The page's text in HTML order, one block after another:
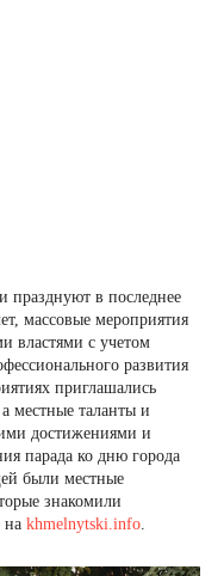
празднуют в последнее
массовые мероприятия
властями с учетом
развития
приглашались
местные таланты и
достижениями и
парада ко дню города
были местные
знакомили
на khmelnytski.info.